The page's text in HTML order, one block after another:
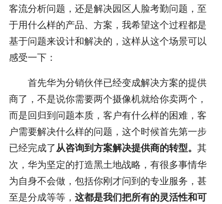
客流分析问题，还是解决园区人脸考勤问题，至
于用什么样的产品、方案，我希望这个过程都是
基于问题来设计和解决的，这样从这个场景可以
感受一下：
首先华为分销伙伴已经变成解决方案的提供
商了，不是说你需要两个摄像机就给你卖两个，
而是回归到问题本质，客户有什么样的困难，客
户需要解决什么样的问题，这个时候首先第一步
已经完成了从咨询到方案解决提供商的转型。 其
次，华为坚定的打造黑土地战略，有很多事情华
为自身不会做，包括你刚才问到的专业服务，甚
至是分成等等， 这都是我们把所有的灵活性和可